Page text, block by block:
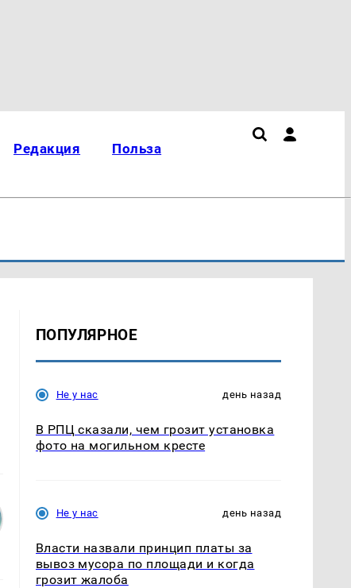
Редакция Польза
ПОПУЛЯРНОЕ
Не у нас день назад
В РПЦ сказали, чем грозит установка
фото на могильном кресте
Не у нас день назад
Власти назвали принцип платы за
вывоз мусора по площади и когда
грозит жалоба